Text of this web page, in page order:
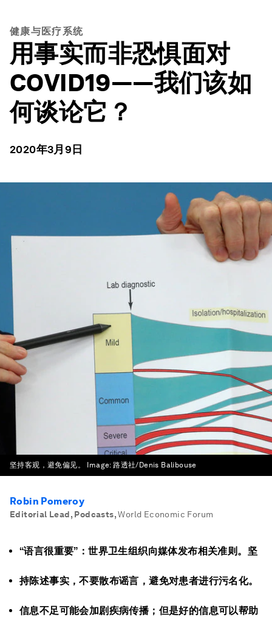
健康与医疗系统
用事实而非恐惧面对
COVID19——我们该如
何谈论它？
2020年3月9日
坚持客观，避免偏见。 Image:路透社/Denis Balibouse
Robin Pomeroy
Editorial Lead, Podcasts, World Economic Forum
“语言很重要”：世界卫生组织向媒体发布相关准则。坚
持陈述事实，不要散布谣言，避免对患者进行污名化。
信息不足可能会加剧疾病传播；但是好的信息可以帮助